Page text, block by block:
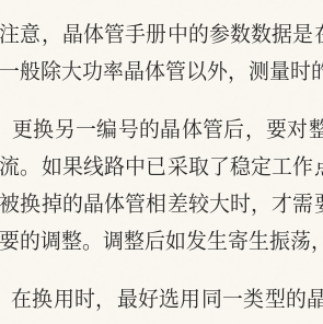
意，晶体管手册中的参数数据
般除大功率晶体管以外，测量时
更换另一编号的晶体管后，要
。如果线路中已采取了稳定工
换掉的晶体管相差较大时，才
的调整。调整后如发生寄生振荡
在换用时，最好选用同一类型